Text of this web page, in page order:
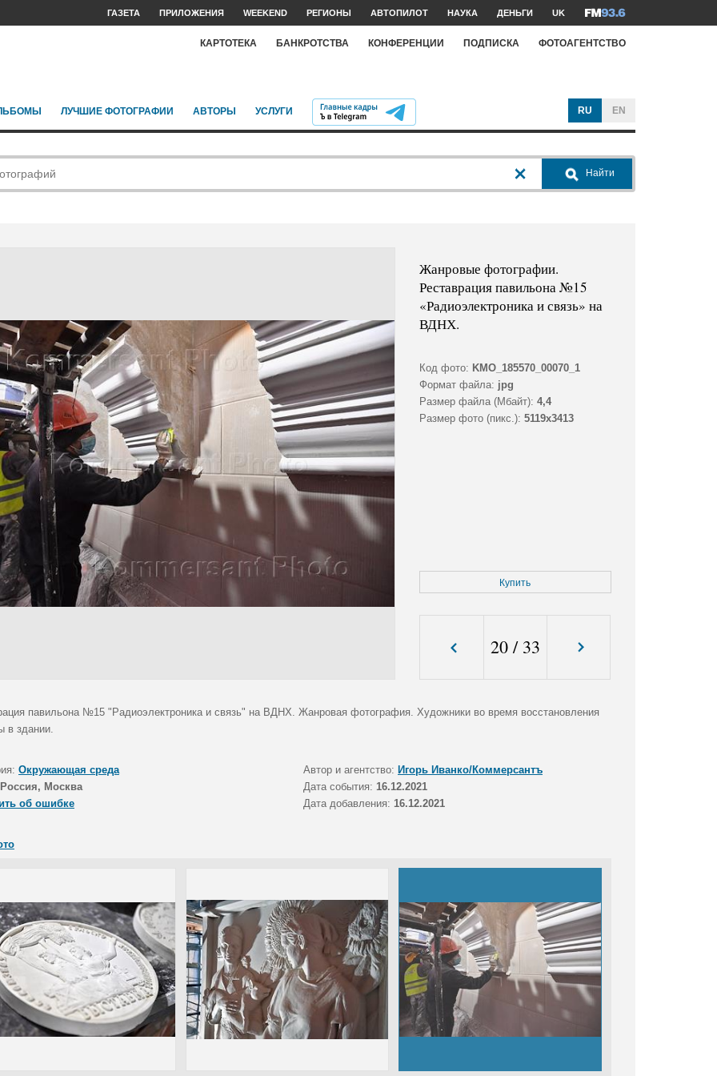
ГАЗЕТА ПРИЛОЖЕНИЯ WEEKEND РЕГИОНЫ АВТОПИЛОТ НАУКА ДЕНЬГИ UK
КАРТОТЕКА БАНКРОТСТВА КОНФЕРЕНЦИИ ПОДПИСКА ФОТОАГЕНТСТВО
ЛУЧШИЕ ФОТОГРАФИИ АВТОРЫ УСЛУГИ RU EN
Найти
Жанровые фотографии.
Реставрация павильона №15
«Радиоэлектроника и связь» на
ВДНХ.
Код фото: KMO_185570_00070_1
Формат файла: jpg
Размер файла (Мбайт): 4,4
Размер фото (пикс.): 5119x3413
Купить
20/ 33
павильона №15 "Радиоэлектроника и связь" на ВДНХ. Жанровая фотография. Художники во время восстановления
в здании.
Окружающая среда Автор и агентство: Игорь Иванко/Коммерсантъ
Россия, Москва Дата события: 16.12.2021
об ошибке
Дата добавления: 16.12.2021